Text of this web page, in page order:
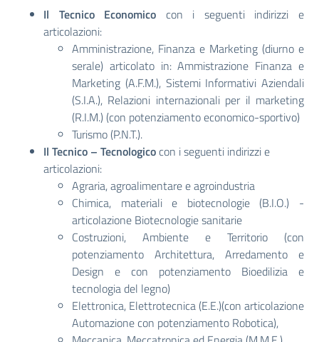
Il Tecnico Economico con i seguenti indirizzi e
articolazioni:
Amministrazione, Finanza e Marketing (diurno e
serale) articolato in: Ammistrazione Finanza e
Marketing (A.F.M.), Sistemi Informativi Aziendali
(S.I.A.), Relazioni internazionali per il marketing
(R.I.M.) (con potenziamento economico-sportivo)
Turismo (P.N.T.).
Il Tecnico – Tecnologico con i seguenti indirizzi e
articolazioni:
Agraria, agroalimentare e agroindustria
Chimica, materiali e biotecnologie (B.I.O.) -
articolazione Biotecnologie sanitarie
Costruzioni, Ambiente e Territorio (con
potenziamento Architettura, Arredamento e
Design e con potenziamento Bioedilizia e
tecnologia del legno)
Elettronica, Elettrotecnica (E.E.)(con articolazione
Automazione con potenziamento Robotica),